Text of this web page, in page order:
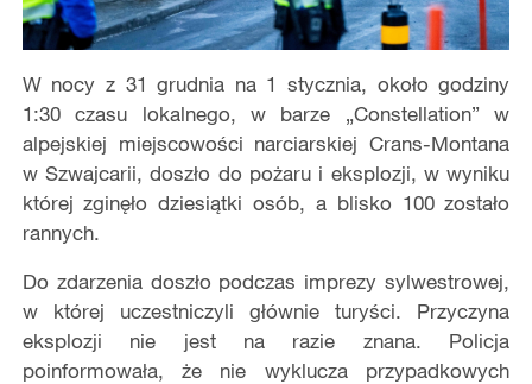
W nocy z 31 grudnia na 1 stycznia, około godziny
1:30 czasu lokalnego, w barze „Constellation” w
alpejskiej miejscowości narciarskiej Crans-Montana
w Szwajcarii, doszło do pożaru i eksplozji, w wyniku
której zginęło dziesiątki osób, a blisko 100 zostało
rannych.
Do zdarzenia doszło podczas imprezy sylwestrowej,
w której uczestniczyli głównie turyści. Przyczyna
eksplozji nie jest na razie znana. Policja
poinformowała, że nie wyklucza przypadkowych